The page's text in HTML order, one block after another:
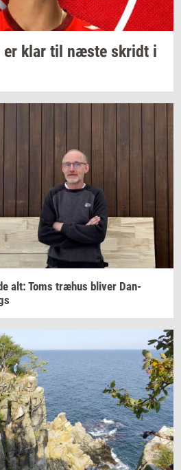
er klar til næste skridt i
alt: Toms træhus bli­ver Dan­